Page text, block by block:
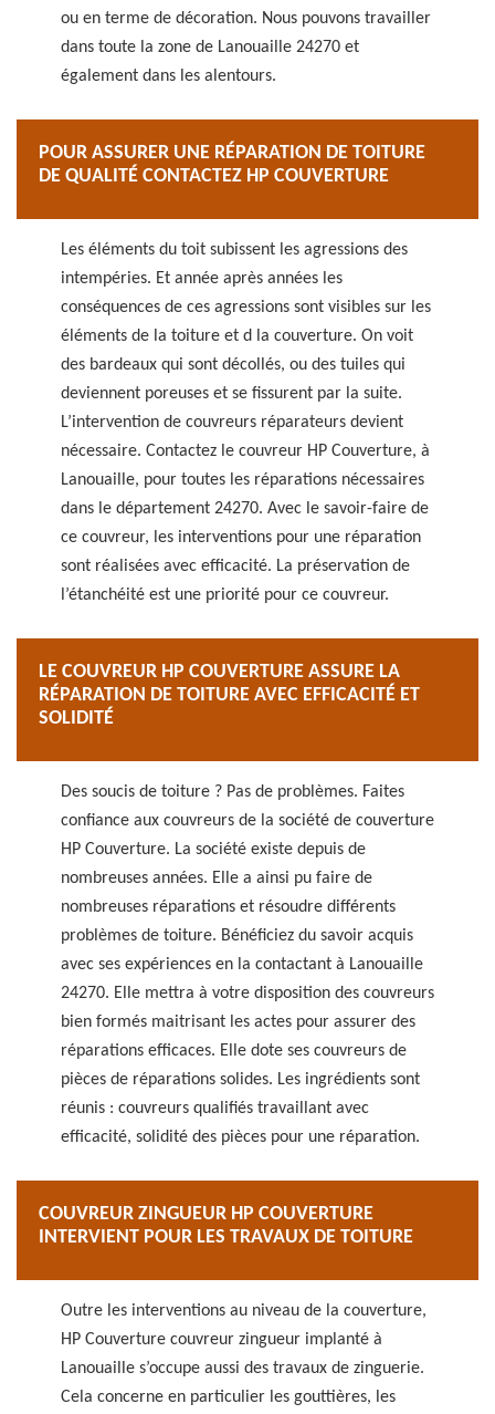
ou en terme de décoration. Nous pouvons travailler
dans toute la zone de Lanouaille 24270 et
également dans les alentours.
POUR ASSURER UNE RÉPARATION DE TOITURE
DE QUALITÉ CONTACTEZ HP COUVERTURE
Les éléments du toit subissent les agressions des
intempéries. Et année après années les
conséquences de ces agressions sont visibles sur les
éléments de la toiture et d la couverture. On voit
des bardeaux qui sont décollés, ou des tuiles qui
deviennent poreuses et se fissurent par la suite.
L’intervention de couvreurs réparateurs devient
nécessaire. Contactez le couvreur HP Couverture, à
Lanouaille, pour toutes les réparations nécessaires
dans le département 24270. Avec le savoir-faire de
ce couvreur, les interventions pour une réparation
sont réalisées avec efficacité. La préservation de
l’étanchéité est une priorité pour ce couvreur.
LE COUVREUR HP COUVERTURE ASSURE LA
RÉPARATION DE TOITURE AVEC EFFICACITÉ ET
SOLIDITÉ
Des soucis de toiture ? Pas de problèmes. Faites
confiance aux couvreurs de la société de couverture
HP Couverture. La société existe depuis de
nombreuses années. Elle a ainsi pu faire de
nombreuses réparations et résoudre différents
problèmes de toiture. Bénéficiez du savoir acquis
avec ses expériences en la contactant à Lanouaille
24270. Elle mettra à votre disposition des couvreurs
bien formés maitrisant les actes pour assurer des
réparations efficaces. Elle dote ses couvreurs de
pièces de réparations solides. Les ingrédients sont
réunis : couvreurs qualifiés travaillant avec
efficacité, solidité des pièces pour une réparation.
COUVREUR ZINGUEUR HP COUVERTURE
INTERVIENT POUR LES TRAVAUX DE TOITURE
Outre les interventions au niveau de la couverture,
HP Couverture couvreur zingueur implanté à
Lanouaille s’occupe aussi des travaux de zinguerie.
Cela concerne en particulier les gouttières, les